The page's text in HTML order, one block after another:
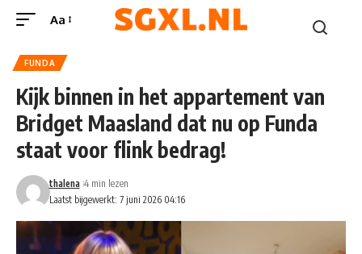
Aa
FUNDA
Kijk binnen in het appartement van
Bridget Maasland dat nu op Funda
staat voor flink bedrag!
Laatst bijgewerkt: 7 juni 2026 04:16
thalena 4 min lezen